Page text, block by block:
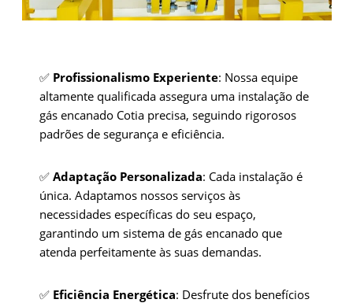
✅ Profissionalismo Experiente: Nossa equipe
altamente qualificada assegura uma instalação de
gás encanado Cotia precisa, seguindo rigorosos
padrões de segurança e eficiência.
✅ Adaptação Personalizada: Cada instalação é
única. Adaptamos nossos serviços às
necessidades específicas do seu espaço,
garantindo um sistema de gás encanado que
atenda perfeitamente às suas demandas.
✅ Eficiência Energética: Desfrute dos benefícios